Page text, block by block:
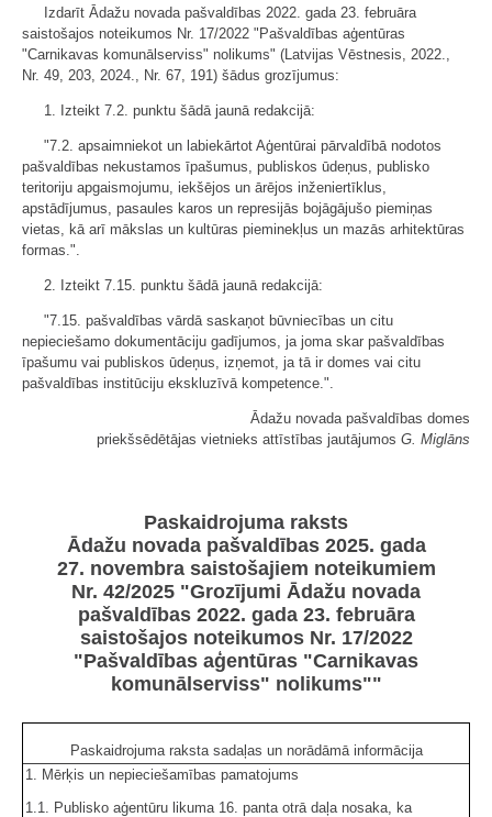
Izdarīt Ādažu novada pašvaldības 2022. gada 23. februāra
saistošajos noteikumos Nr. 17/2022 "Pašvaldības aģentūras
"Carnikavas komunālserviss" nolikums" (Latvijas Vēstnesis, 2022.,
Nr. 49, 203, 2024., Nr. 67, 191) šādus grozījumus:
1. Izteikt 7.2. punktu šādā jaunā redakcijā:
"7.2. apsaimniekot un labiekārtot Aģentūrai pārvaldībā nodotos
pašvaldības nekustamos īpašumus, publiskos ūdeņus, publisko
teritoriju apgaismojumu, iekšējos un ārējos inženiertīklus,
apstādījumus, pasaules karos un represijās bojāgājušo piemiņas
vietas, kā arī mākslas un kultūras pieminekļus un mazās arhitektūras
formas.".
2. Izteikt 7.15. punktu šādā jaunā redakcijā:
"7.15. pašvaldības vārdā saskaņot būvniecības un citu
nepieciešamo dokumentāciju gadījumos, ja joma skar pašvaldības
īpašumu vai publiskos ūdeņus, izņemot, ja tā ir domes vai citu
pašvaldības institūciju ekskluzīvā kompetence.".
Ādažu novada pašvaldības domes
priekšsēdētājas vietnieks attīstības jautājumos G. Miglāns
Paskaidrojuma raksts
Ādažu novada pašvaldības 2025. gada
27. novembra saistošajiem noteikumiem
Nr. 42/2025 "Grozījumi Ādažu novada
pašvaldības 2022. gada 23. februāra
saistošajos noteikumos Nr. 17/2022
"Pašvaldības aģentūras "Carnikavas
komunālserviss" nolikums""
Paskaidrojuma raksta sadaļas un norādāmā informācija
1. Mērķis un nepieciešamības pamatojums
1.1. Publisko aģentūru likuma 16. panta otrā daļa nosaka, ka